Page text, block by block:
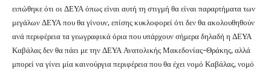
ειπώθηκε ότι οι ΔΕΥΑ όπως είναι αυτή τη στιγμή θα είναι παραρτήματα των
μεγάλων ΔΕΥΑ που θα γίνουν, επίσης κυκλοφορεί ότι δεν θα ακολουθηθούν
ανά περιφέρεια τα γεωγραφικά όρια που υπάρχουν σήμερα δηλαδή η ΔΕΥΑ
Καβάλας δεν θα πάει με την ΔΕΥΑ Ανατολικής Μακεδονίας-Θράκης, αλλά
μπορεί να γίνει μία καινούργια περιφέρεια που θα έχει νομό Καβάλας, νομό